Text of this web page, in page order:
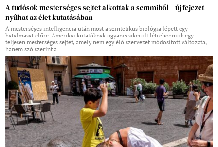
A tudósok mesterséges sejtet alkottak a semmiből – új fejezet
nyílhat az élet kutatásában
A mesterséges intelligencia után most a szintetikus biológia lépett egy
hatalmasat előre. Amerikai kutatóknak ugyanis sikerült létrehozniuk egy
teljesen mesterséges sejtet, amely nem egy élő szervezet módosított változata,
hanem szó szerint a